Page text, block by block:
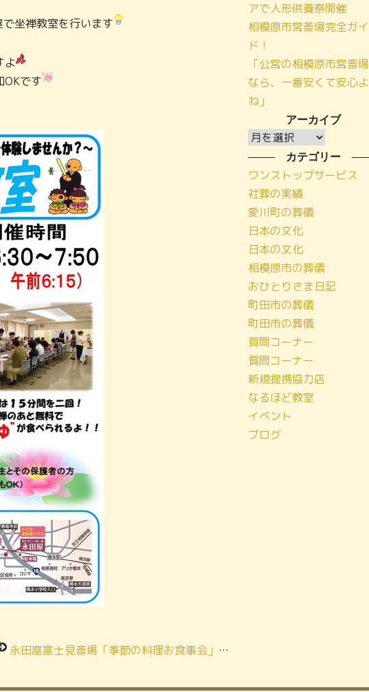
坐禅教室を行います
よ
OKです
永田屋富士見斎場「季節の料理お食事会」開催！
アで人形供養祭開催
相模原市営斎場完全ガイ
ド！
「公営の相模原市営斎場
なら、一番安くて安心よ
ね」
アーカイブ
ア
ー
カ
イ
ブ
カテゴリー
ワンストップサービス
社葬の実績
愛川町の葬儀
日本の文化
日本の文化
相模原市の葬儀
おひとりさま日記
町田市の葬儀
町田市の葬儀
質問コーナー
質問コーナー
新規提携協力店
なるほど教室
イベント
ブログ